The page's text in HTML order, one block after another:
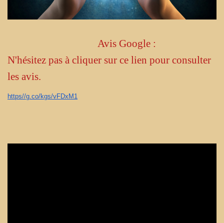
Avis Google :
N'hésitez pas à cliquer sur ce lien pour consulter
les avis.
https//g.co/kgs/vFDxM1